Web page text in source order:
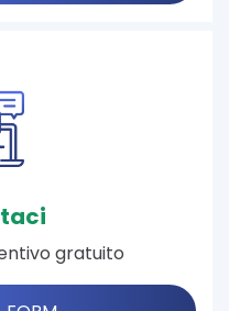
gratuito